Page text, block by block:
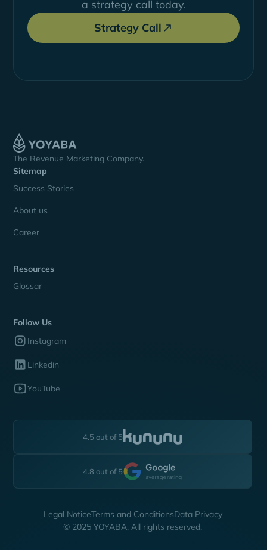
a strategy call today.
Strategy Call
The Revenue Marketing Company.
Sitemap
Success Stories
About us
Career
Resources
Glossar
Follow Us
Instagram
Linkedin
YouTube
4.5 out of 5
4.8 out of 5
© 2025 YOYABA. All rights reserved.
Legal NoticeTerms and ConditionsData Privacy